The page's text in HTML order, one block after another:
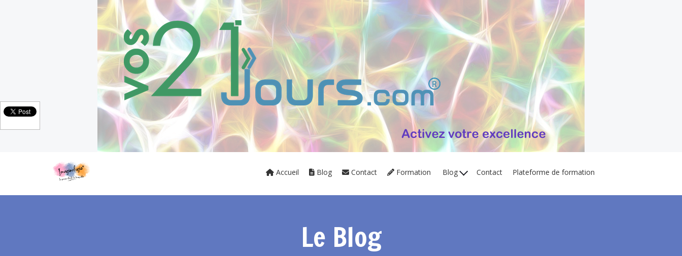
Accueil Blog Contact Formation Blog Contact Plateforme de formation
Le Blog